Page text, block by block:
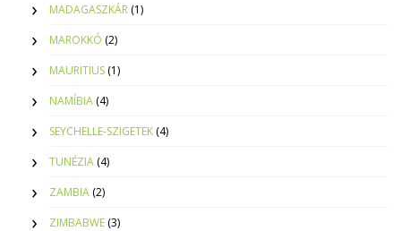
MADAGASZKÁR (1)
MAROKKÓ (2)
MAURITIUS (1)
NAMÍBIA (4)
SEYCHELLE-SZIGETEK (4)
TUNÉZIA (4)
ZAMBIA (2)
ZIMBABWE (3)